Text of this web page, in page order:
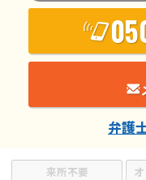
来所不要
弁護